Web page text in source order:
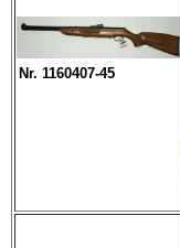
Nr. 1160407-45